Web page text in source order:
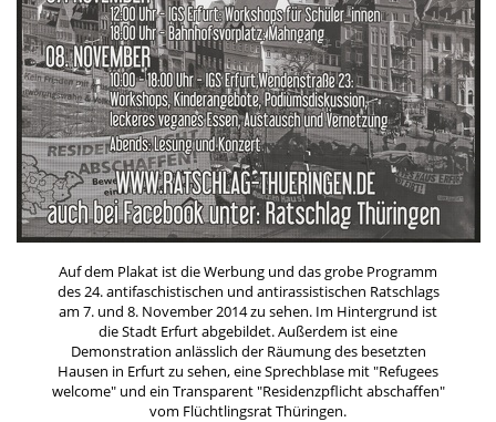
Auf dem Plakat ist die Werbung und das grobe Programm
des 24. antifaschistischen und antirassistischen Ratschlags
am 7. und 8. November 2014 zu sehen. Im Hintergrund ist
die Stadt Erfurt abgebildet. Außerdem ist eine
Demonstration anlässlich der Räumung des besetzten
Hausen in Erfurt zu sehen, eine Sprechblase mit "Refugees
welcome" und ein Transparent "Residenzpflicht abschaffen"
vom Flüchtlingsrat Thüringen.